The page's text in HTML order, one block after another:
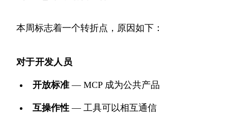
本周标志着一个转折点，原因如下：
对于开发人员
开放标准 — MCP 成为公共产品
互操作性 — 工具可以相互通信